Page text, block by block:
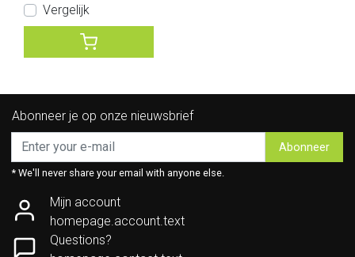
Vergelijk
Abonneer je op onze nieuwsbrief
Abonneer
* We'll never share your email with anyone else.
Mijn account
homepage.account.text
Questions?